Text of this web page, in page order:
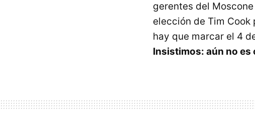
gerentes del
elección de Tim Cook
hay que marcar el 4
Insistimos: aún no es